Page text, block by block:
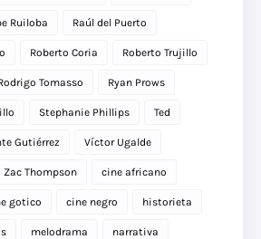
Ruiloba Raúl del Puerto
Roberto Coria Roberto Trujillo
Tomasso Ryan Prows
Stephanie Phillips Ted
Gutiérrez Víctor Ugalde
Zac Thompson cine africano
gotico cine negro historieta
melodrama narrativa